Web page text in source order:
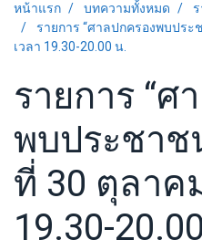
หน้าแรก บทความทั้งหมด
รายการ “ศาลปกครองพบประ
เวลา 19.30-20.00 น.
รายการ “ศ
พบประชาช
ที่ 30 ตุลาค
19.30-